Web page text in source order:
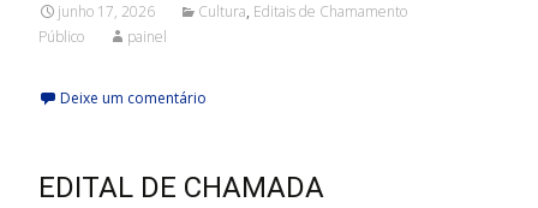
junho 17, 2026 Cultura, Editais de Chamamento
Público
painel
Deixe um comentário
EDITAL DE CHAMADA